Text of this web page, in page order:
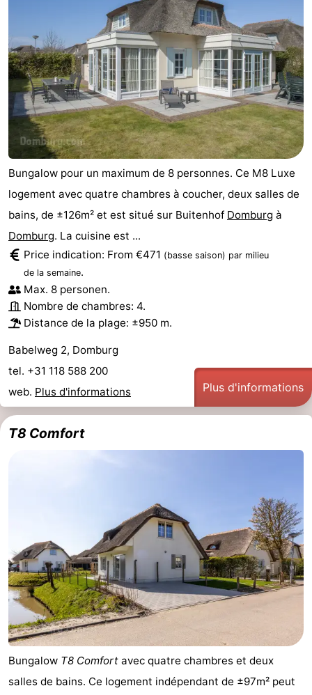
Bungalow pour un maximum de 8 personnes. Ce M8 Luxe
logement avec quatre chambres à coucher, deux salles de
bains, de ±126m² et est situé sur Buitenhof Domburg à
Domburg. La cuisine est ...
Price indication: From €471 (basse saison) par milieu
de la semaine.
Max. 8 personen.
Nombre de chambres: 4.
Distance de la plage: ±950 m.
Babelweg 2, Domburg
tel. +31 118 588 200
web. Plus d'informations Plus d'informations
T8 Comfort
Bungalow T8 Comfort avec quatre chambres et deux
salles de bains. Ce logement indépendant de ±97m² peut